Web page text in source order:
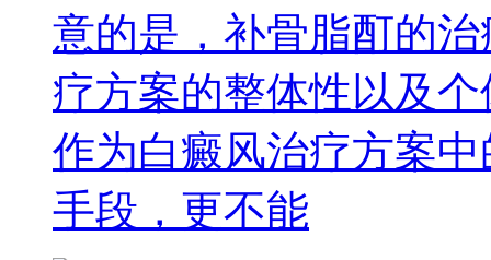
意的是，补骨脂酊的
疗方案的整体性以及
作为白癜风治疗方案
手段，更不能